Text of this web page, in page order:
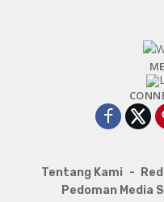
Tentang Kami
Pedoman Media